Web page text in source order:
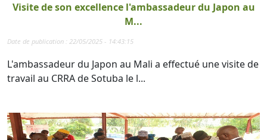
Visite de son excellence l'ambassadeur du Japon au
M...
Date de publication : 22/05/2025 - 14:43:15
L'ambassadeur du Japon au Mali a effectué une visite de
travail au CRRA de Sotuba le l...